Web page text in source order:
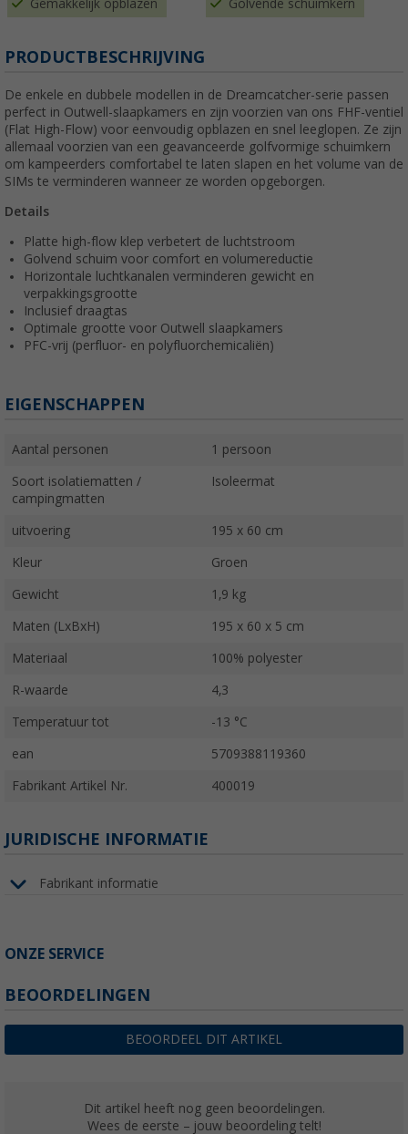
Gemakkelijk opblazen Golvende schuimkern
PRODUCTBESCHRIJVING
De enkele en dubbele modellen in de Dreamcatcher-serie passen
perfect in Outwell-slaapkamers en zijn voorzien van ons FHF-ventiel
(Flat High-Flow) voor eenvoudig opblazen en snel leeglopen. Ze zijn
allemaal voorzien van een geavanceerde golfvormige schuimkern
om kampeerders comfortabel te laten slapen en het volume van de
SIMs te verminderen wanneer ze worden opgeborgen.
Details
Platte high-flow klep verbetert de luchtstroom
Golvend schuim voor comfort en volumereductie
Horizontale luchtkanalen verminderen gewicht en
verpakkingsgrootte
Inclusief draagtas
Optimale grootte voor Outwell slaapkamers
PFC-vrij (perfluor- en polyfluorchemicaliën)
EIGENSCHAPPEN
Aantal personen 1 persoon
Soort isolatiematten /
campingmatten
Isoleermat
uitvoering 195 x 60 cm
Kleur Groen
Gewicht 1,9 kg
Maten (LxBxH) 195 x 60 x 5 cm
Materiaal 100% polyester
R-waarde 4,3
Temperatuur tot -13 °C
ean 5709388119360
Fabrikant Artikel Nr. 400019
JURIDISCHE INFORMATIE
Fabrikant informatie
ONZE SERVICE
BEOORDELINGEN
BEOORDEEL DIT ARTIKEL
Dit artikel heeft nog geen beoordelingen.
Wees de eerste – jouw beoordeling telt!